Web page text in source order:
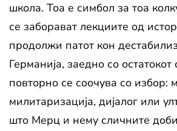
школа. Тоа е симбол за тоа
се заборават лекциите од
продолжи патот кон
Германија, заедно со
повторно се соочува со избор:
милитаризација, дијалог или
што Мерц и нему сличните